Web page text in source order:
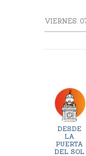
VIERNES.
DESDE
LA
PUERTA
DEL SOL